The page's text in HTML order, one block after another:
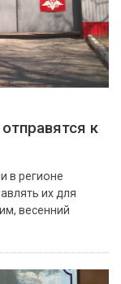
к
в регионе
их для
весенний